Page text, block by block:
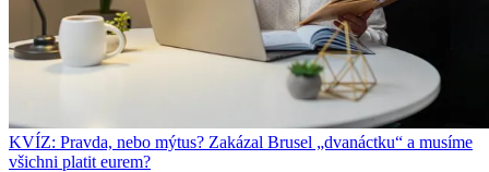
KVÍZ: Pravda, nebo mýtus? Zakázal Brusel „dvanáctku“ a musíme
všichni platit eurem?